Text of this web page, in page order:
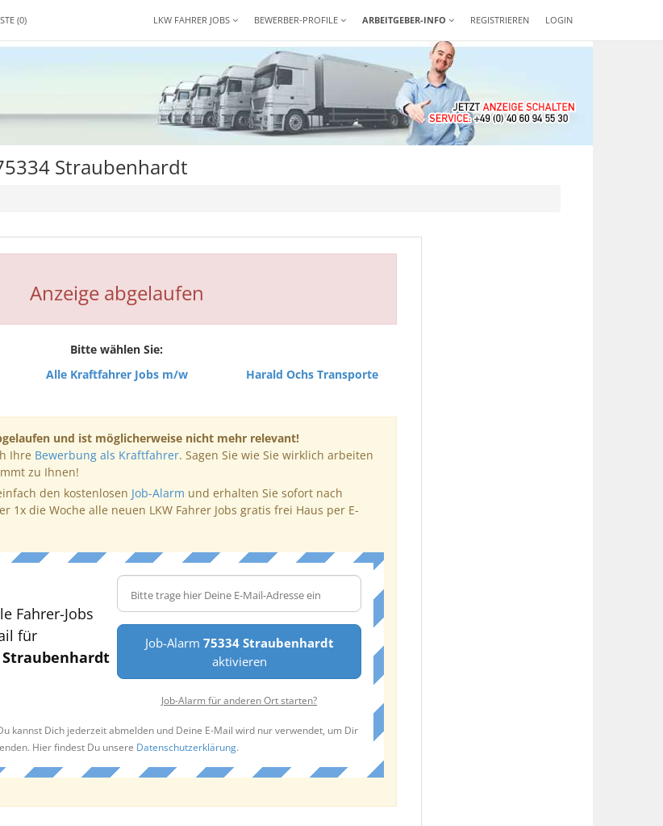
(0) REGISTRIEREN LOGIN
LKW FAHRER JOBS BEWERBER-PROFILE ARBEITGEBER-INFO
Straubenhardt
Anzeige abgelaufen
Bitte wählen Sie:
Alle Kraftfahrer Jobs m/w Harald Ochs Transporte
und ist möglicherweise nicht mehr relevant!
Ihre Bewerbung als Kraftfahrer. Sagen Sie wie Sie wirklich arbeiten
zu Ihnen!
den kostenlosen Job-Alarm und erhalten Sie sofort nach
1x die Woche alle neuen LKW Fahrer Jobs gratis frei Haus per E-
Fahrer-Jobs
für
Straubenhardt
Job-Alarm 75334 Straubenhardt
aktivieren
Job-Alarm für anderen Ort starten?
kannst Dich jederzeit abmelden und Deine E-Mail wird nur verwendet, um Dir
Hier findest Du unsere Datenschutzerklärung.